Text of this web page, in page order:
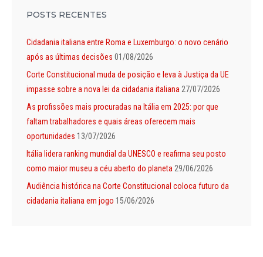
POSTS RECENTES
Cidadania italiana entre Roma e Luxemburgo: o novo cenário
após as últimas decisões 01/08/2026
Corte Constitucional muda de posição e leva à Justiça da UE
impasse sobre a nova lei da cidadania italiana 27/07/2026
As profissões mais procuradas na Itália em 2025: por que
faltam trabalhadores e quais áreas oferecem mais
oportunidades 13/07/2026
Itália lidera ranking mundial da UNESCO e reafirma seu posto
como maior museu a céu aberto do planeta 29/06/2026
Audiência histórica na Corte Constitucional coloca futuro da
cidadania italiana em jogo 15/06/2026